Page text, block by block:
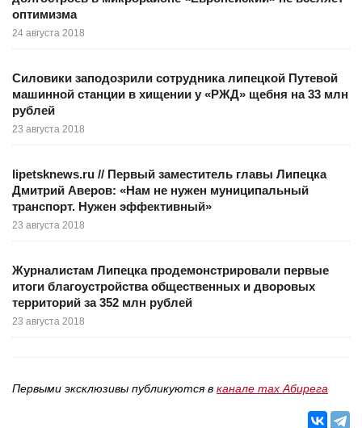
оптимизма
24 августа 2018
Силовики заподозрили сотрудника липецкой Путевой
машинной станции в хищении у «РЖД» щебня на 33 млн
рублей
23 августа 2018
lipetsknews.ru // Первый заместитель главы Липецка
Дмитрий Аверов: «Нам не нужен муниципальный
транспорт. Нужен эффективный»
23 августа 2018
Журналистам Липецка продемонстрировали первые
итоги благоустройства общественных и дворовых
территорий за 352 млн рублей
23 августа 2018
Первыми эксклюзивы публикуются в канале max Абирега